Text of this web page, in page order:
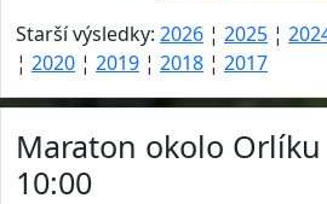
Starší výsledky: 2026 ¦ 2025 ¦
¦ 2020 ¦ 2019 ¦ 2018 ¦ 2017
Maraton okolo Orlíku
10:00